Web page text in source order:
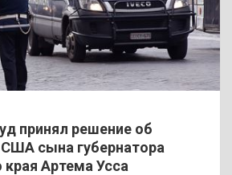
принял решение об
сына губернатора
края Артема Усса